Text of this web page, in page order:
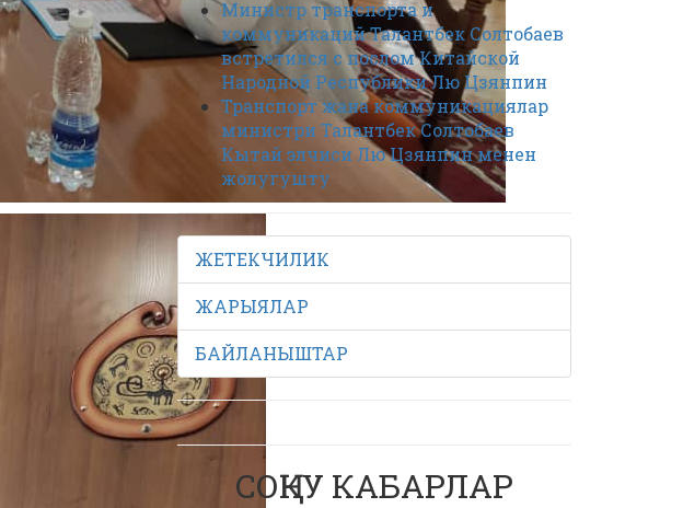
Министр транспорта и
коммуникаций Талантбек Солтобаев
встретился с послом Китайской
Народной Республики Лю Цзянпин
Транспорт жана коммуникациялар
министри Талантбек Солтобаев
Кытай элчиси Лю Цзянпин менен
жолугушту
ЖЕТЕКЧИЛИК
ЖАРЫЯЛАР
БАЙЛАНЫШТАР
СОҢКУ КАБАРЛАР